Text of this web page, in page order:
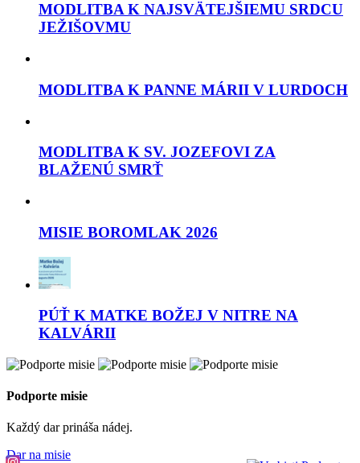
MODLITBA K NAJSVÄTEJŠIEMU SRDCU
JEŽIŠOVMU
MODLITBA K PANNE MÁRII V LURDOCH
MODLITBA K SV. JOZEFOVI ZA
BLAŽENÚ SMRŤ
MISIE BOROMLAK 2026
PÚŤ K MATKE BOŽEJ V NITRE NA
KALVÁRII
Podporte misie
Každý dar prináša nádej.
Dar na misie